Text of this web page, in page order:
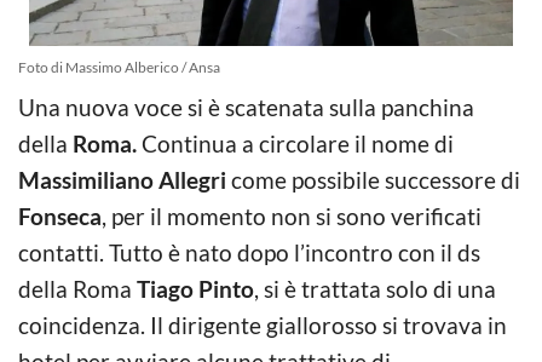
Foto di Massimo Alberico / Ansa
Una nuova voce si è scatenata sulla panchina
della Roma.Continua a circolare il nome di
Massimiliano Allegri come possibile successore di
Fonseca, per il momento non si sono verificati
contatti. Tutto è nato dopo l’incontro con il ds
della Roma Tiago Pinto, si è trattata solo di una
coincidenza. Il dirigente giallorosso si trovava in